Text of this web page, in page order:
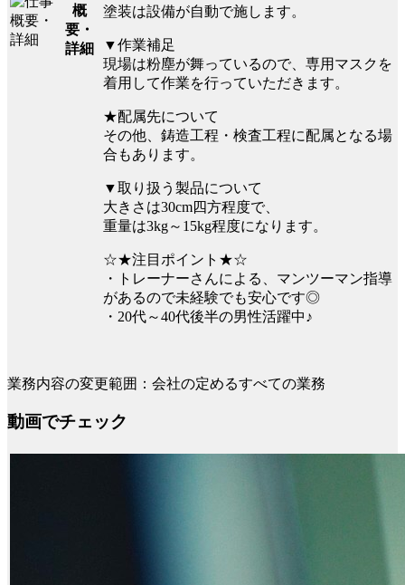
概
要・
詳細
塗装は設備が自動で施します。
▼作業補足
現場は粉塵が舞っているので、専用マスクを
着用して作業を行っていただきます。
★配属先について
その他、鋳造工程・検査工程に配属となる場
合もあります。
▼取り扱う製品について
大きさは30cm四方程度で、
重量は3kg～15kg程度になります。
☆★注目ポイント★☆
・トレーナーさんによる、マンツーマン指導
があるので未経験でも安心です◎
・20代～40代後半の男性活躍中♪
業務内容の変更範囲：会社の定めるすべての業務
動画でチェック